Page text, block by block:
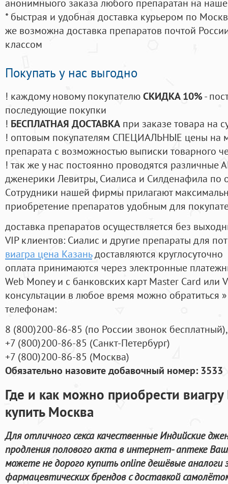
анонимныого заказа любого препаратан на
* быстрая и удобная доставка курьером по
же возможна доставка препаратов почтой
классом
Покупать у нас выгодно
! каждому новому покупателюСКИДКА 10%-
последующие покупки
! БЕСПЛАТНАЯ ДОСТАВКА при заказе товара на
! оптовым покупателям СПЕЦИАЛЬНЫЕ цены на
препарата с возможностью выписки товарного
! так же у нас постоянно проводятся
дженерики Левитры, Сиалиса и Силденафила по
Cотрудники нашей фирмы прилагают
приобретение препаратов удобным для
доставка препаратов осуществляется без
VIP клиентов: Сиалис и другие препараты для
виагра цена Казаньдоставляются круглосуточно
оплата принимаются через электронные
Web Money и с банковских карт Master Card или
консультации в любое время можно обратиться
телефонам:
8 (800)200-86-85 (по России звонок бесплатный),
+7 (800)200-86-85 (Санкт-Петербург)
+7 (800)200-86-85 (Москва)
Обязательно назовите добавочный номер: 3533
Где и как можно приобрести
купить Москва
Для отличного секса качественные Индийские
продления полового акта в интернет- аптеке
можете не дорого купить online дешёвые аналоги
фармацевтических брендов с доставкой